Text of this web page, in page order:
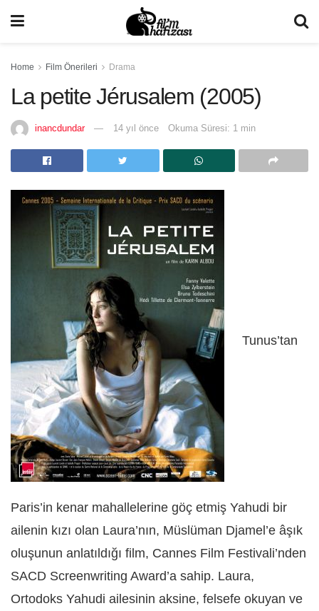
Home Film Önerileri Drama
La petite Jérusalem (2005)
inancdundar 14 yıl önce Okuma Süresi: 1 min
Tunus’tan
Paris’in kenar mahallelerine göç etmiş Yahudi bir
ailenin kızı olan Laura’nın, Müslüman Djamel’e âşık
oluşunun anlatıldığı film, Cannes Film Festivali’nden
SACD Screenwriting Award’a sahip. Laura,
Ortodoks Yahudi ailesinin aksine, felsefe okuyan ve